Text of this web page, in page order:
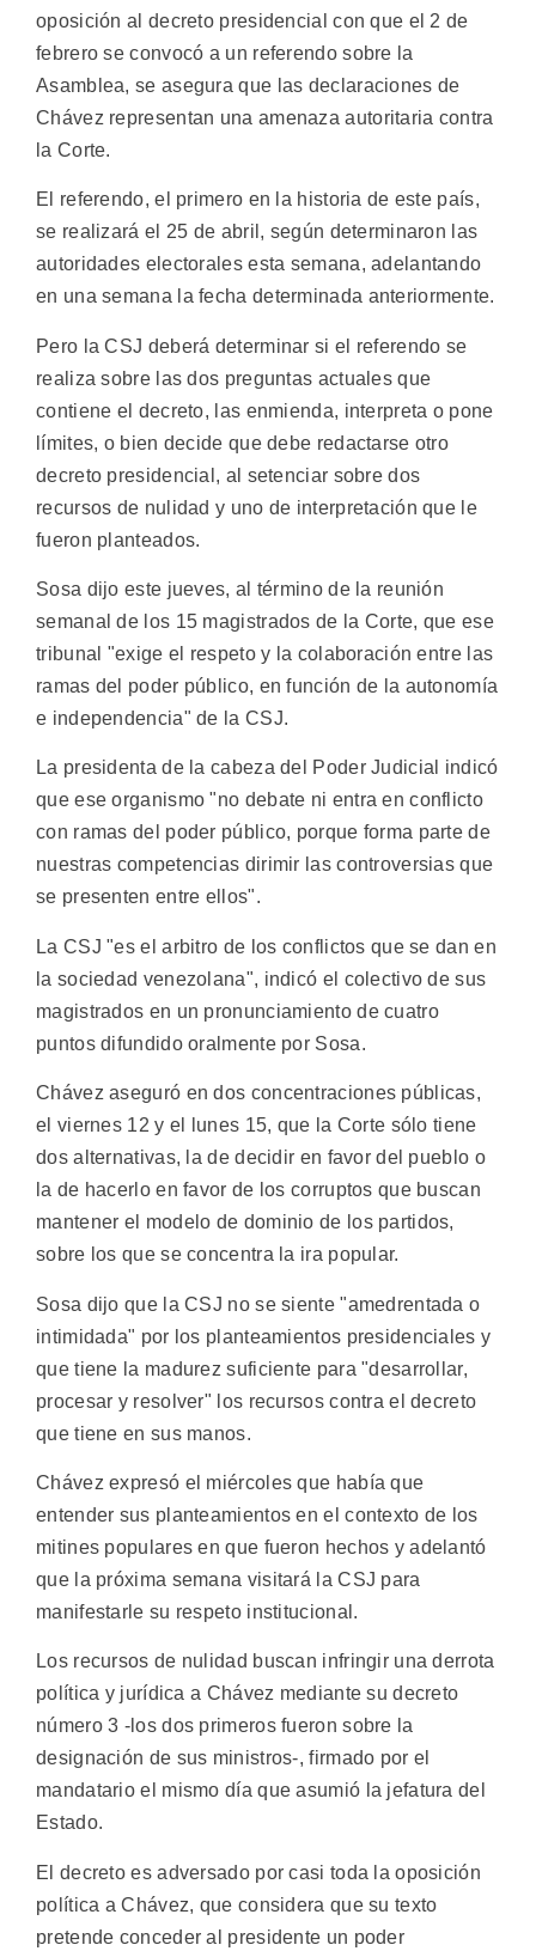
oposición al decreto presidencial con que el 2 de
febrero se convocó a un referendo sobre la
Asamblea, se asegura que las declaraciones de
Chávez representan una amenaza autoritaria contra
la Corte.
El referendo, el primero en la historia de este país,
se realizará el 25 de abril, según determinaron las
autoridades electorales esta semana, adelantando
en una semana la fecha determinada anteriormente.
Pero la CSJ deberá determinar si el referendo se
realiza sobre las dos preguntas actuales que
contiene el decreto, las enmienda, interpreta o pone
límites, o bien decide que debe redactarse otro
decreto presidencial, al setenciar sobre dos
recursos de nulidad y uno de interpretación que le
fueron planteados.
Sosa dijo este jueves, al término de la reunión
semanal de los 15 magistrados de la Corte, que ese
tribunal "exige el respeto y la colaboración entre las
ramas del poder público, en función de la autonomía
e independencia" de la CSJ.
La presidenta de la cabeza del Poder Judicial indicó
que ese organismo "no debate ni entra en conflicto
con ramas del poder público, porque forma parte de
nuestras competencias dirimir las controversias que
se presenten entre ellos".
La CSJ "es el arbitro de los conflictos que se dan en
la sociedad venezolana", indicó el colectivo de sus
magistrados en un pronunciamiento de cuatro
puntos difundido oralmente por Sosa.
Chávez aseguró en dos concentraciones públicas,
el viernes 12 y el lunes 15, que la Corte sólo tiene
dos alternativas, la de decidir en favor del pueblo o
la de hacerlo en favor de los corruptos que buscan
mantener el modelo de dominio de los partidos,
sobre los que se concentra la ira popular.
Sosa dijo que la CSJ no se siente "amedrentada o
intimidada" por los planteamientos presidenciales y
que tiene la madurez suficiente para "desarrollar,
procesar y resolver" los recursos contra el decreto
que tiene en sus manos.
Chávez expresó el miércoles que había que
entender sus planteamientos en el contexto de los
mitines populares en que fueron hechos y adelantó
que la próxima semana visitará la CSJ para
manifestarle su respeto institucional.
Los recursos de nulidad buscan infringir una derrota
política y jurídica a Chávez mediante su decreto
número 3 -los dos primeros fueron sobre la
designación de sus ministros-, firmado por el
mandatario el mismo día que asumió la jefatura del
Estado.
El decreto es adversado por casi toda la oposición
política a Chávez, que considera que su texto
pretende conceder al presidente un poder